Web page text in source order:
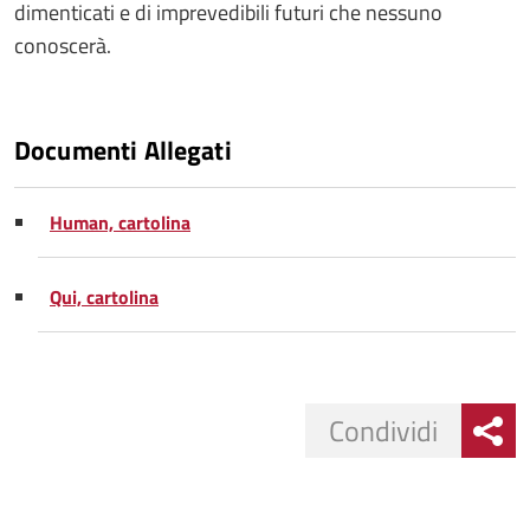
dimenticati e di imprevedibili futuri che nessuno
conoscerà.
Documenti Allegati
Human, cartolina
Qui, cartolina
Condividi